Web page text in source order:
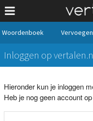
Woordenboek Vervoegen
Inloggen op
Hieronder kun je inloggen
Heb je nog geen account